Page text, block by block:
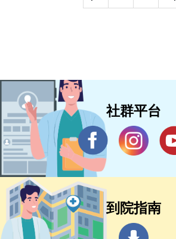
社群平台
到院指南